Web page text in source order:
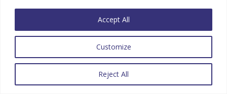
Customize
Reject All
Accept All
การอักเสบที่หลอดเลือดดำทำให้เลือด
ไปเลี้ยงบริเวณดังกล่าวลดลง โดยจะมี
อาการ
บวม หรือ ปวดขาทั้งสองข้าง
สีผิวเปลี่ยนไป
เจ็บที่ผิวหนัง